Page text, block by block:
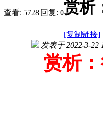
查看: 5728|回复: 0赏析
[复制链接]
发表于 2022-3-22
赏析